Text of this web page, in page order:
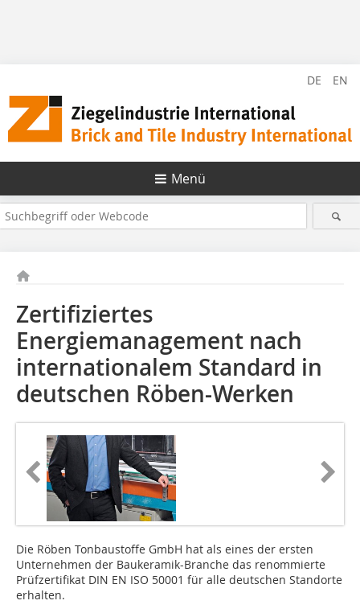
DE EN
Menü
Zertifiziertes
Energiemanagement nach
internationalem Standard in
deutschen Röben-Werken
Die Röben Tonbaustoffe GmbH hat als eines der ersten
Unternehmen der Baukeramik-Branche das renommierte
Prüfzertifikat DIN EN ISO 50001 für alle deutschen Standorte
erhalten.